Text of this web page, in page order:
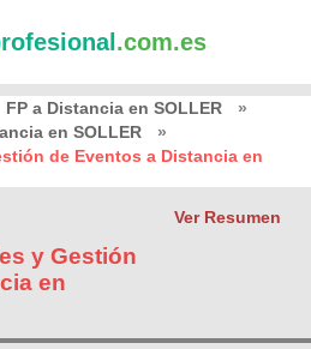
.com.es
FP a Distancia en SOLLER
»
en SOLLER
»
de Eventos a Distancia en
Ver Resumen
y Gestión
en